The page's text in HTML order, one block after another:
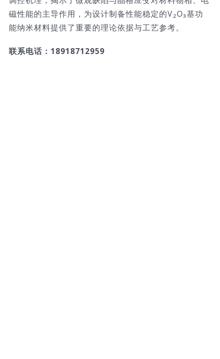
磁性能的主导作用，为设计制备性能稳定的V₂O₃基功
能纳米材料提供了重要的理论依据与工艺参考。
联系电话：18918712959